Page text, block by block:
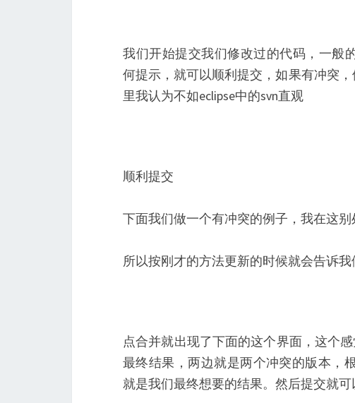
我们开始提交我们修改过的代码，一般
何提示，就可以顺利提交，如果有冲突
里我认为不如eclipse中的svn直观
顺利提交
下面我们做一个有冲突的例子，我在这
所以按刚才的方法更新的时候就会告诉我
点合并就出现了下面的这个界面，这个
最终结果，两边就是两个冲突的版本，
就是我们最终想要的结果。然后提交就可